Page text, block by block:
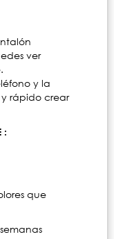
ver
y la
rápido crear
:
que